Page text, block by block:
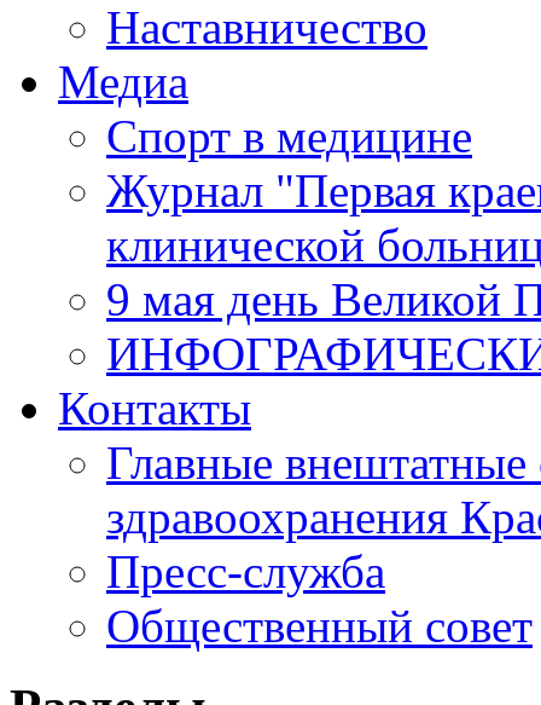
Наставничество
Медиа
Спорт в медицине
Журнал "Первая
клинической
9 мая день Великой
Контакты
Главные внештатные
здравоохранения
Пресс-служба
Общественный совет